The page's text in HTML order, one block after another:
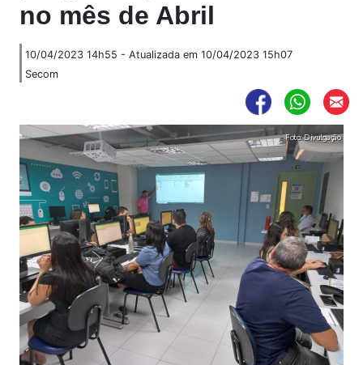
no mês de Abril
10/04/2023 14h55 - Atualizada em 10/04/2023 15h07
Secom
Foto: Divulgação